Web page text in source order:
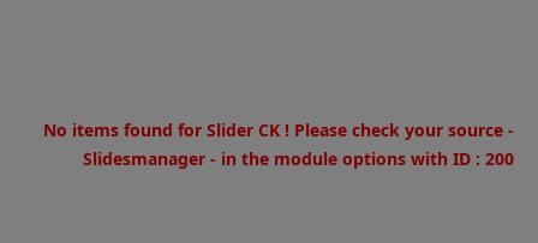
No items found for Slider CK ! Please check your source -
Slidesmanager - in the module options with ID : 200